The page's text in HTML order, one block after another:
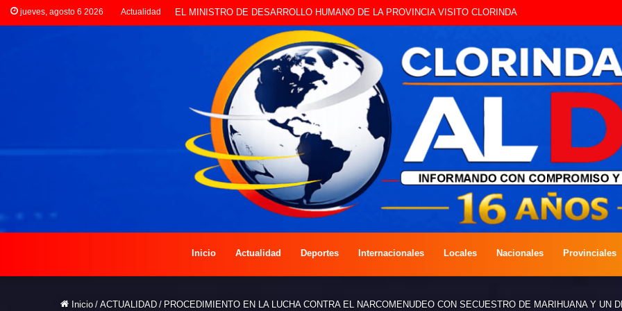
jueves, agosto 6 2026 Actualidad EL JEFE DE LA UR3 SE REÚNE CON EDILES CLORINDENSES
Inicio Actualidad Deportes Internacionales Locales Nacionales Provinciales
Inicio / ACTUALIDAD / PROCEDIMIENTO EN LA LUCHA CONTRA EL NARCOMENUDEO CON SECUESTRO DE MARIHUANA Y UN